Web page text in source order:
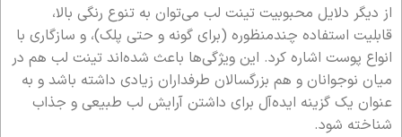
از دیگر دلایل محبوبیت تینت لب می‌توان به تنوع رنگی بالا،
قابلیت استفاده چندمنظوره (برای گونه و حتی پلک)، و سازگاری با
انواع پوست اشاره کرد. این ویژگی‌ها باعث شده‌اند تینت لب هم در
میان نوجوانان و هم بزرگسالان طرفداران زیادی داشته باشد و به
عنوان یک گزینه ایده‌آل برای داشتن آرایش لب طبیعی و جذاب
شناخته شود.